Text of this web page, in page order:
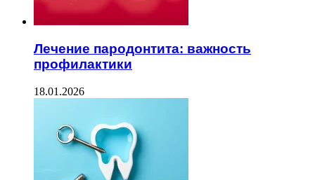
Лечение пародонтита: важность
профилактики
18.01.2026